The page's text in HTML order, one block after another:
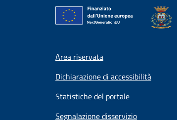
Footer menu
Area riservata
Dichiarazione di accessibilità
Statistiche del portale
Segnalazione disservizio